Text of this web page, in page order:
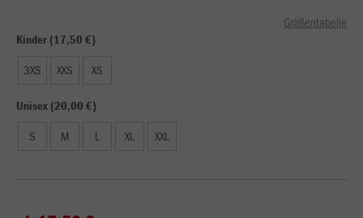
Größentabelle
Kinder (17,50 €)
3XS XXS XS
Unisex (20,00 €)
S M L XL XXL